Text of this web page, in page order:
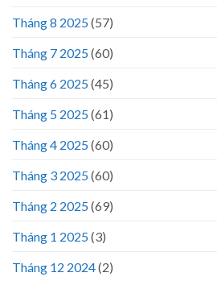
Tháng 8 2025(57)
Tháng 7 2025(60)
Tháng 6 2025(45)
Tháng 5 2025(61)
Tháng 4 2025(60)
Tháng 3 2025(60)
Tháng 2 2025(69)
Tháng 1 2025(3)
Tháng 12 2024(2)